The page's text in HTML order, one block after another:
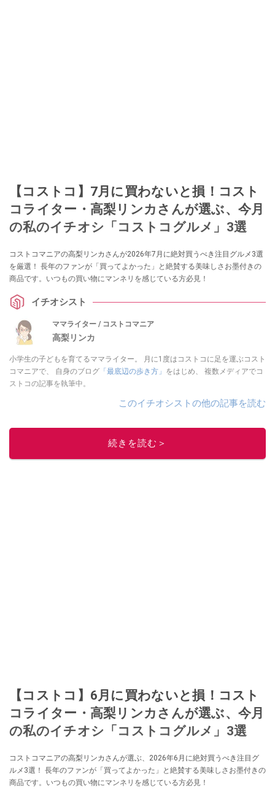
【コストコ】7月に買わないと損！コスト
コライター・高梨リンカさんが選ぶ、今月
の私のイチオシ「コストコグルメ」3選
コストコマニアの高梨リンカさんが2026年7月に絶対買うべき注目グルメ3選
を厳選！ 長年のファンが「買ってよかった」と絶賛する美味しさお墨付きの
商品です。いつもの買い物にマンネリを感じている方必見！
イチオシスト
ママライター / コストコマニア
高梨リンカ
小学生の子どもを育てるママライター。 月に1度はコストコに足を運ぶコスト
コマニアで、 自身のブログ 「最底辺の歩き方」 をはじめ、 複数メディアでコ
ストコの記事を執筆中。
このイチオシストの他の記事を読む
続きを読む＞
【コストコ】6月に買わないと損！コスト
コライター・高梨リンカさんが選ぶ、今月
の私のイチオシ「コストコグルメ」3選
コストコマニアの高梨リンカさんが選ぶ、2026年6月に絶対買うべき注目グ
ルメ3選！ 長年のファンが「買ってよかった」と絶賛する美味しさお墨付きの
商品です。いつもの買い物にマンネリを感じている方必見！